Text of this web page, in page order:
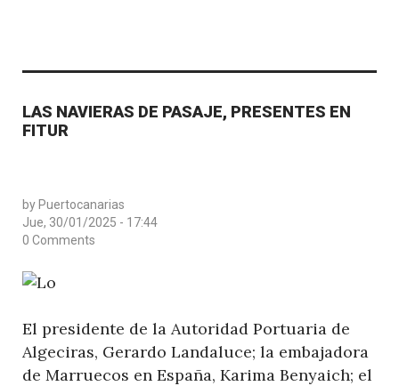
LAS NAVIERAS DE PASAJE, PRESENTES EN
FITUR
by Puertocanarias
Jue, 30/01/2025 - 17:44
0 Comments
El presidente de la Autoridad Portuaria de
Algeciras, Gerardo Landaluce; la ⁠embajadora
de Marruecos en España, Karima Benyaich; el